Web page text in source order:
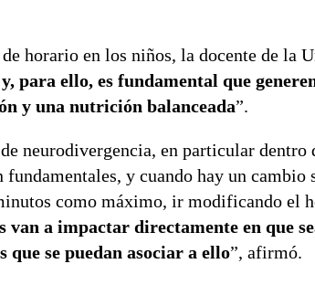
horario en los niños, la docente de la
para ello, es fundamental que
y una nutrición balanceada”.
neurodivergencia, en particular dentro
y cuando hay un cambio
como máximo, ir modificando el
van a impactar directamente en que
se puedan asociar a ello”, afirmó.